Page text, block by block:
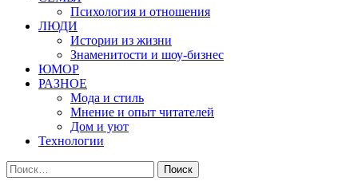
Психология и отношения
ЛЮДИ
Истории из жизни
Знаменитости и шоу-бизнес
ЮМОР
РАЗНОЕ
Мода и стиль
Мнение и опыт читателей
Дом и уют
Технологии
Найти: